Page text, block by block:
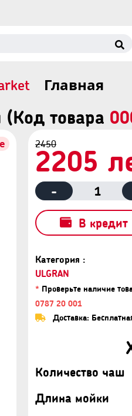
Главная
(Код товара
Категория :
ULGRAN
* Проверьте наличие
0787 20 001
Доставка:
2450
2205
- 1
В кредит
Количество чаш
Длина мойки